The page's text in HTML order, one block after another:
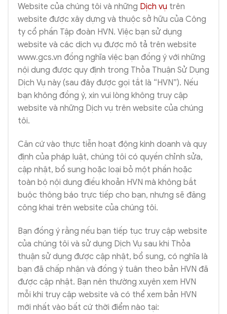
Website của chúng tôi và những Dịch vụ trên
website được xây dựng và thuộc sở hữu của Công
ty cổ phần Tập đoàn HVN. Việc bạn sử dụng
website và các dịch vụ được mô tả trên website
www.gcs.vn đồng nghĩa việc bạn đồng ý với những
nội dung được quy định trong Thỏa Thuận Sử Dụng
Dịch Vụ này (sau đây được gọi tắt là “HVN”). Nếu
bạn không đồng ý, xin vui lòng không truy cập
website và những Dịch vụ trên website của chúng
tôi.
Căn cứ vào thực tiễn hoạt động kinh doanh và quy
định của pháp luật, chúng tôi có quyền chỉnh sửa,
cập nhật, bổ sung hoặc loại bỏ một phần hoặc
toàn bộ nội dung điều khoản HVN mà không bắt
buộc thông báo trực tiếp cho bạn, nhưng sẽ đăng
công khai trên website của chúng tôi.
Bạn đồng ý rằng nếu bạn tiếp tục truy cập website
của chúng tôi và sử dụng Dịch Vụ sau khi Thỏa
thuận sử dụng được cập nhật, bổ sung, có nghĩa là
bạn đã chấp nhận và đồng ý tuân theo bản HVN đã
được cập nhật. Bạn nên thường xuyên xem HVN
mỗi khi truy cập website và có thể xem bản HVN
mới nhất vào bất cứ thời điểm nào tại: